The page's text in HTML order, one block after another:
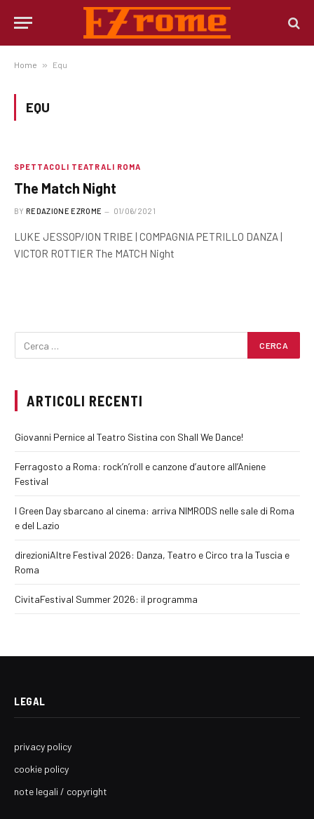
Home » Equ
EQU
SPETTACOLI TEATRALI ROMA
The Match Night
BY REDAZIONE EZROME 01/06/2021
LUKE JESSOP/ION TRIBE | COMPAGNIA PETRILLO DANZA |
VICTOR ROTTIER The MATCH Night
ARTICOLI RECENTI
Giovanni Pernice al Teatro Sistina con Shall We Dance!
Ferragosto a Roma: rock’n’roll e canzone d’autore all’Aniene
Festival
I Green Day sbarcano al cinema: arriva NIMRODS nelle sale di Roma
e del Lazio
direzioniAltre Festival 2026: Danza, Teatro e Circo tra la Tuscia e
Roma
CivitaFestival Summer 2026: il programma
LEGAL
privacy policy
cookie policy
note legali / copyright